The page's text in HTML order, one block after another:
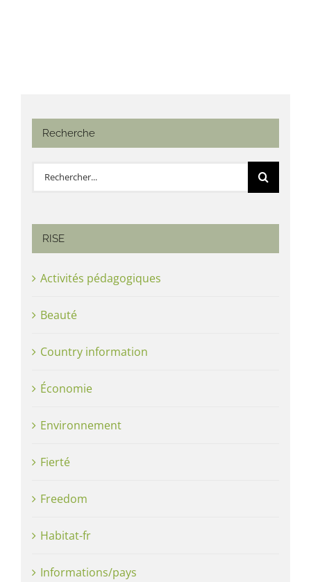
Recherche
Rechercher:
RISE
Activités pédagogiques
Beauté
Country information
Économie
Environnement
Fierté
Freedom
Habitat-fr
Informations/pays